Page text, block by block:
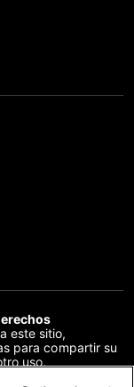
este sitio,
para compartir su
uso,